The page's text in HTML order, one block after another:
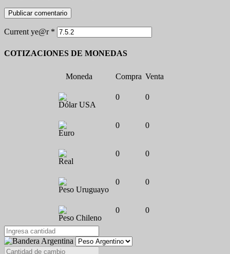
Current ye@r *
COTIZACIONES DE MONEDAS
Moneda Compra Venta
Dólar USA
0 0
Euro
0 0
Real
0 0
Peso Uruguayo
0 0
Peso Chileno
0 0